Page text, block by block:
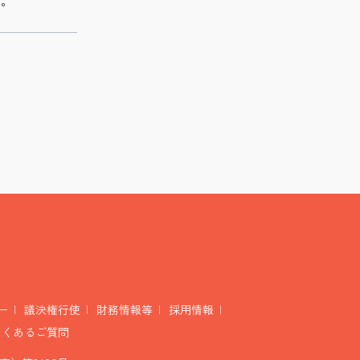
議決権行使 財務情報等
採用情報
あるご質問